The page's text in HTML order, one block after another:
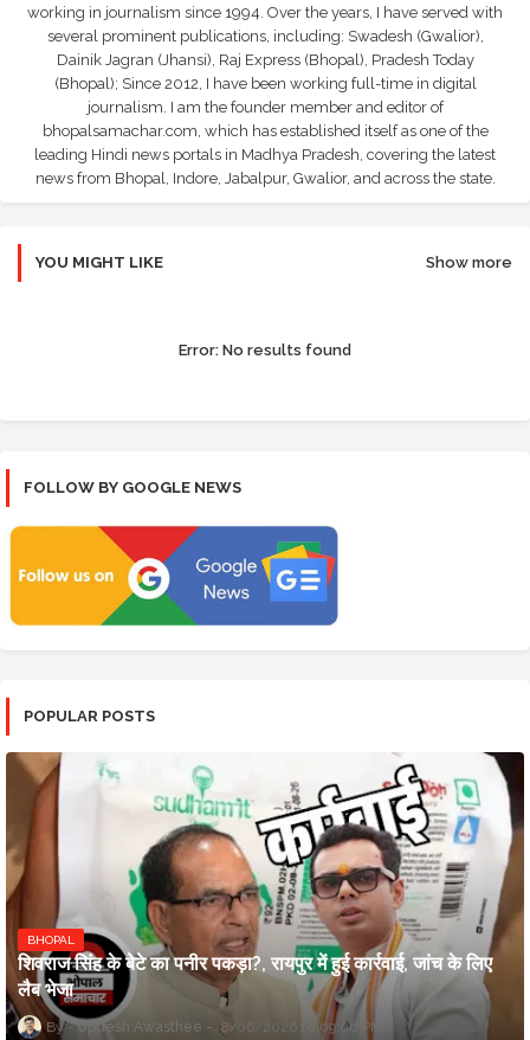
working in journalism since 1994. Over the years, I have served with
several prominent publications, including: Swadesh (Gwalior),
Dainik Jagran (Jhansi), Raj Express (Bhopal), Pradesh Today
(Bhopal); Since 2012, I have been working full-time in digital
journalism. I am the founder member and editor of
bhopalsamachar.com, which has established itself as one of the
leading Hindi news portals in Madhya Pradesh, covering the latest
news from Bhopal, Indore, Jabalpur, Gwalior, and across the state.
YOU MIGHT LIKE Show more
Error: No results found
FOLLOW BY GOOGLE NEWS
POPULAR POSTS
BHOPAL
शिवराज सिंह के बेटे का पनीर पकड़ा?, रायपुर में हुई कार्रवाई, जांच के लिए
लैब भेजा
Updesh Awasthee 8/06/2026 10:09:00 PM